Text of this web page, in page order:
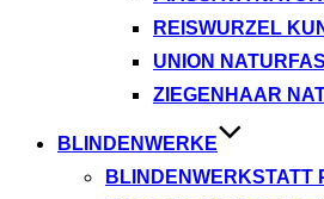
REISWURZEL
UNION
ZIEGENHAAR
BLINDENWERKE
BLINDENWERKSTATT